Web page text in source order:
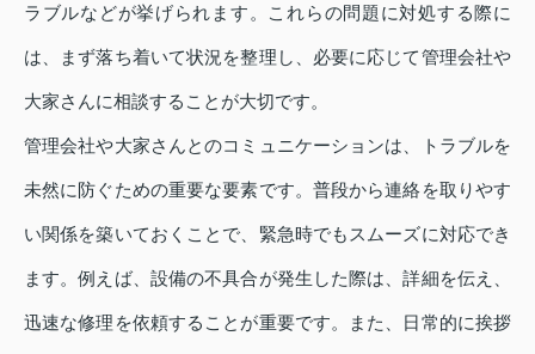
ラブルなどが挙げられます。これらの問題に対処する際に
は、まず落ち着いて状況を整理し、必要に応じて管理会社や
大家さんに相談することが大切です。
管理会社や大家さんとのコミュニケーションは、トラブルを
未然に防ぐための重要な要素です。普段から連絡を取りやす
い関係を築いておくことで、緊急時でもスムーズに対応でき
ます。例えば、設備の不具合が発生した際は、詳細を伝え、
迅速な修理を依頼することが重要です。また、日常的に挨拶